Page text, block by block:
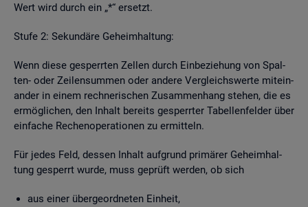
Wert wird durch ein „*“ er­setzt.
Stufe 2: Se­kun­dä­re Ge­heim­hal­tung:
Wenn diese ge­sperr­ten Zel­len durch Ein­be­zie­hung von Spal­
ten- oder Zei­len­sum­men oder an­de­re Ver­gleichs­wer­te mit­ein­
an­der in einem rech­ne­ri­schen Zu­sam­men­hang ste­hen, die es
er­mög­li­chen, den In­halt be­reits ge­sperr­ter Ta­bel­len­fel­der über
ein­fa­che Re­chen­ope­ra­tio­nen zu er­mit­teln.
Für jedes Feld, des­sen In­halt auf­grund pri­mä­rer Ge­heim­hal­
tung ge­sperrt wurde, muss ge­prüft wer­den, ob sich
aus einer über­ge­ord­ne­ten Ein­heit,